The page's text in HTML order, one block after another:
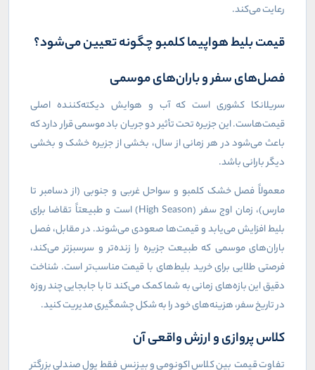
رعایت می‌کند.
قیمت بلیط هواپیما کلمبو چگونه تعیین می‌شود؟
فصل‌های سفر و باران‌های موسمی
سریلانکا کشوری است که آب و هوایش دیکته‌کننده اصلی
قیمت‌هاست. این جزیره تحت تأثیر دو جریان باد موسمی قرار دارد که
باعث می‌شود در هر زمانی از سال، بخشی از جزیره خشک و بخشی
دیگر بارانی باشد.
معمولاً فصل خشک کلمبو و سواحل غربی و جنوبی (از دسامبر تا
مارس)، زمان اوج سفر (High Season) است و طبیعتاً تقاضا برای
بلیط افزایش می‌یابد و قیمت‌ها صعودی می‌شوند. در مقابل، فصل
باران‌های موسمی که طبیعت جزیره را زنده‌تر و سرسبزتر می‌کند،
فرصتی طلایی برای خرید بلیط‌های با قیمت مناسب‌تر است. شناخت
دقیق این بازه‌های زمانی به شما کمک می‌کند تا با جابجایی چند روزه
در تاریخ سفر، هزینه‌های خود را به شکل چشمگیری مدیریت کنید.
کلاس پروازی و ارزش واقعی آن
تفاوت قیمت بین کلاس اکونومی و بیزنس فقط پول صندلی بزرگتر